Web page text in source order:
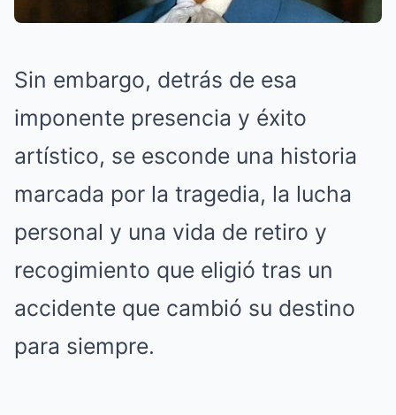
Sin embargo, detrás de esa
imponente presencia y éxito
artístico, se esconde una historia
marcada por la tragedia, la lucha
personal y una vida de retiro y
recogimiento que eligió tras un
accidente que cambió su destino
para siempre.